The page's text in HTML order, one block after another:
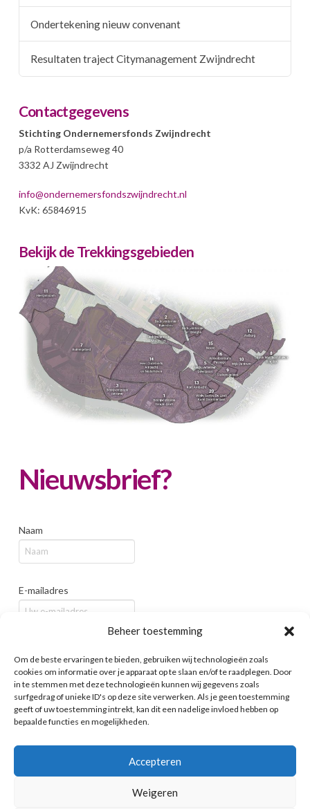
Beheer toestemming
Om de beste ervaringen te bieden, gebruiken wij technologieën zoals
cookies om informatie over je apparaat op te slaan en/of te raadplegen. Door
in te stemmen met deze technologieën kunnen wij gegevens zoals
surfgedrag of unieke ID's op deze site verwerken. Als je geen toestemming
geeft of uw toestemming intrekt, kan dit een nadelige invloed hebben op
bepaalde functies en mogelijkheden.
Accepteren
Weigeren
Ondertekening nieuw convenant
Resultaten traject Citymanagement Zwijndrecht
Contactgegevens
Stichting Ondernemersfonds Zwijndrecht
p/a Rotterdamseweg 40
3332 AJ Zwijndrecht
info@ondernemersfondszwijndrecht.nl
KvK: 65846915
Bekijk de Trekkingsgebieden
Nieuwsbrief?
Naam
E-mailadres
PRIVACY POLICY
COOKIEBELEID (EU)